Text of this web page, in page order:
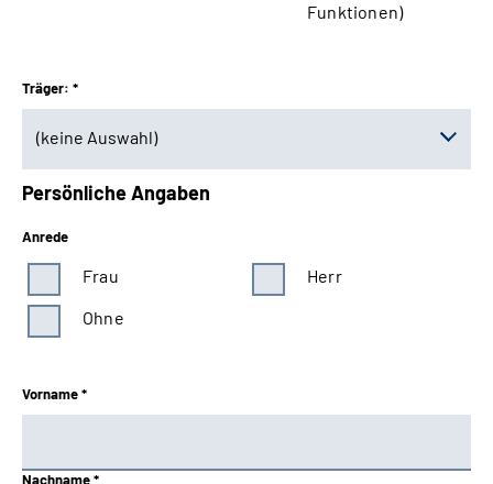
Funktionen)
Träger: *
(keine Auswahl)
(keine Auswahl)
Baden-Württemberg
Bayern Süd
Braunschweig-Hannover
Persönliche Angaben
Anrede
Frau
Herr
Ohne
Vorname *
Nachname *